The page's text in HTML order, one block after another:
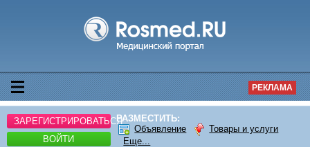
РЕКЛАМА
ЗАРЕГИСТРИРОВАТЬСЯ
ВОЙТИ
РАЗМЕСТИТЬ:
Объявление
Товары и услуги
Еще...